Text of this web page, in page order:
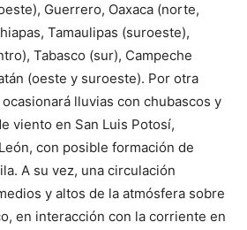
Guerrero, Oaxaca (norte,
Tamaulipas (suroeste),
Tabasco (sur), Campeche
(oeste y suroeste). Por otra
lluvias con chubascos y
viento en San Luis Potosí,
con posible formación de
A su vez, una circulación
y altos de la atmósfera sobre
en interacción con la corriente en